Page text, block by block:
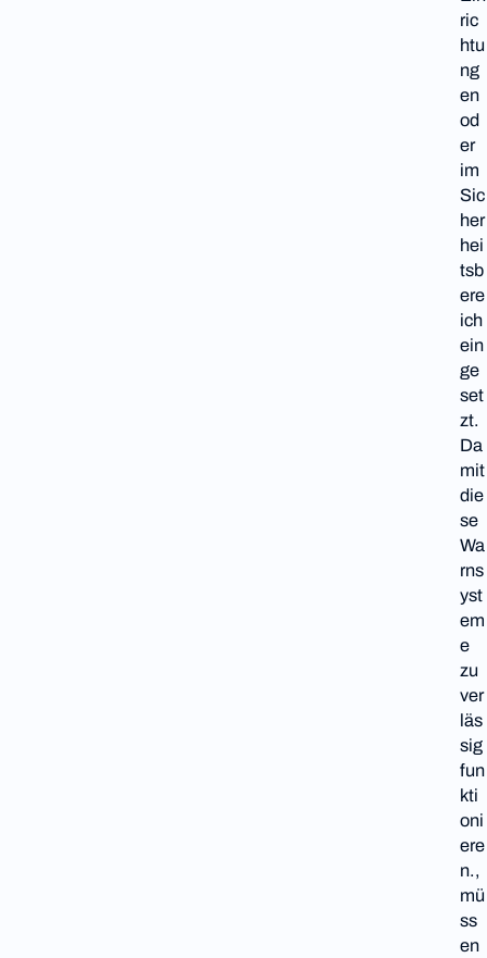
ric
htu
ng
en
od
er
im
Sic
her
hei
tsb
ere
ich
ein
ge
set
zt.
Da
mit
die
se
Wa
rns
yst
em
e
zu
ver
läs
sig
fun
kti
oni
ere
n.,
mü
ss
en